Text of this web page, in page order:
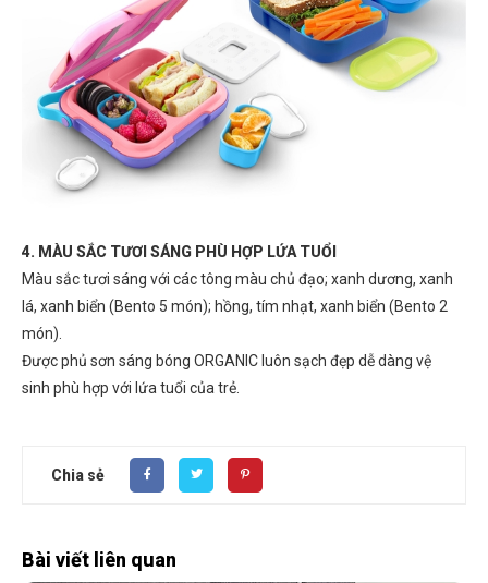
4. MÀU SẮC TƯƠI SÁNG PHÙ HỢP LỨA TUỔI
Màu sắc tươi sáng với các tông màu chủ đạo; xanh dương, xanh
lá, xanh biển (Bento 5 món); hồng, tím nhạt, xanh biển (Bento 2
món).
Được phủ sơn sáng bóng ORGANIC luôn sạch đẹp dễ dàng vệ
sinh phù hợp với lứa tuổi của trẻ.
Chia sẻ
Bài viết liên quan